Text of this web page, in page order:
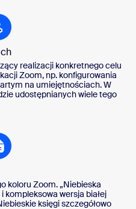
realizacji konkretnego celu
Zoom, np. konfigurowania
na umiejętnościach. W
udostępnianych wiele tego
koloru Zoom. „Niebieska
kompleksowa wersja białej
księgi szczegółowo